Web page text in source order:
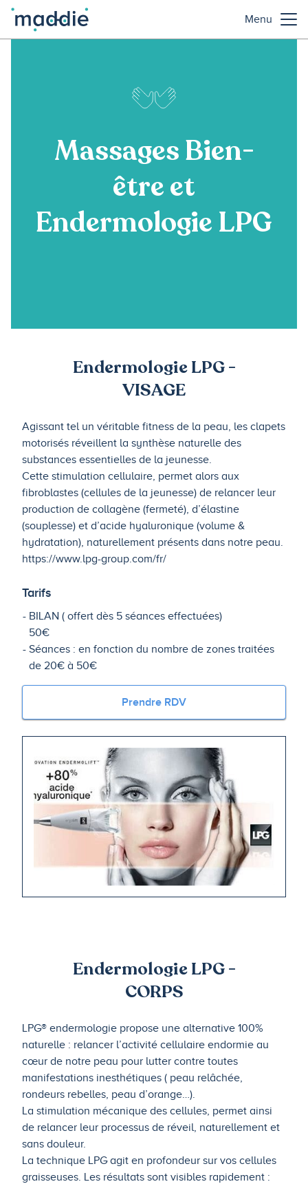
Menu
Massages Bien-
être et
Endermologie LPG
Endermologie LPG -
VISAGE
Agissant tel un véritable fitness de la peau, les clapets
motorisés réveillent la synthèse naturelle des
substances essentielles de la jeunesse.
Cette stimulation cellulaire, permet alors aux
fibroblastes (cellules de la jeunesse) de relancer leur
production de collagène (fermeté), d’élastine
(souplesse) et d’acide hyaluronique (volume &
hydratation), naturellement présents dans notre peau.
https://www.lpg-group.com/fr/
Tarifs
BILAN ( offert dès 5 séances effectuées)
50€
Séances : en fonction du nombre de zones traitées
de 20€ à 50€
Prendre RDV
Endermologie LPG -
CORPS
LPG® endermologie propose une alternative 100%
naturelle : relancer l’activité cellulaire endormie au
cœur de notre peau pour lutter contre toutes
manifestations inesthétiques ( peau relâchée,
rondeurs rebelles, peau d’orange…).
La stimulation mécanique des cellules, permet ainsi
de relancer leur processus de réveil, naturellement et
sans douleur.
La technique LPG agit en profondeur sur vos cellules
graisseuses. Les résultats sont visibles rapidement :